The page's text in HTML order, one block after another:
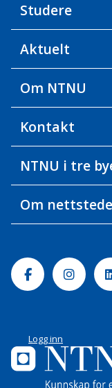
Studere
Aktuelt
Om NTNU
Kontakt
NTNU i tre
Om
Facebook
Logg inn